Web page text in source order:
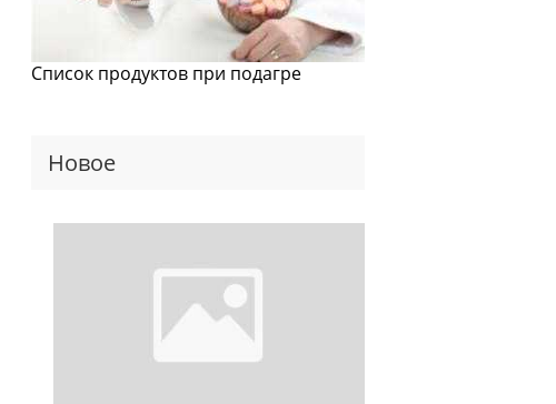
Список продуктов при подагре
Новое